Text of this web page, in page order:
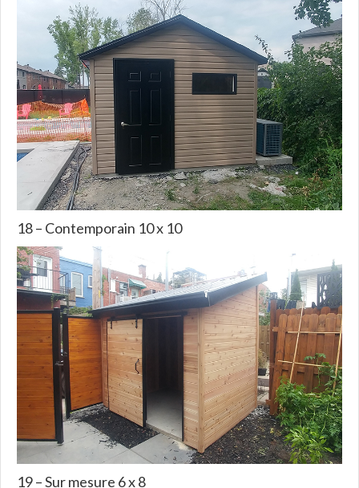
18 – Contemporain 10 x 10
19 – Sur mesure 6 x 8